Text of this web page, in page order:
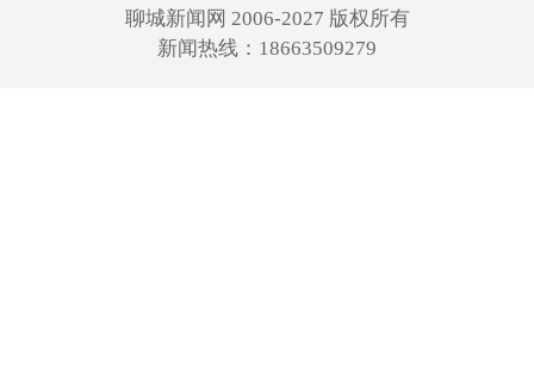
聊城新闻网 2006-2027 版权所有
新闻热线：18663509279